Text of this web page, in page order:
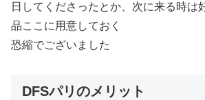
日してくださったとか、次に来る時は
品ここに用意しておく
恐縮でございました
DFSパリのメリット